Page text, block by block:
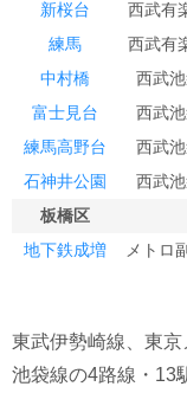
新桜台 西武有
練馬 西武有
中村橋 西武
富士見台 西武
練馬高野台 西武
石神井公園 西武
板橋区
地下鉄成増
メトロ
東武伊勢崎線、東
池袋線の4路線・13